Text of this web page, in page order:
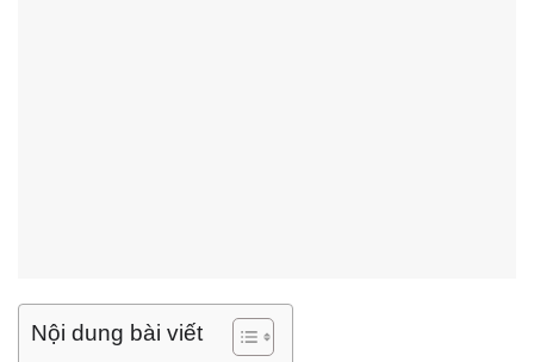
Nội dung bài viết